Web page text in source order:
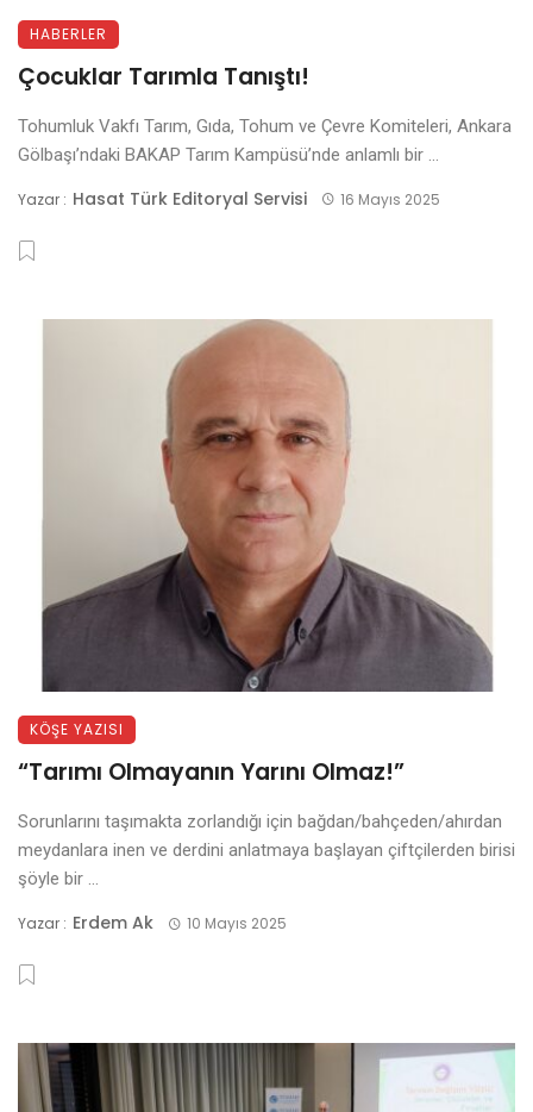
HABERLER
Çocuklar Tarımla Tanıştı!
Tohumluk Vakfı Tarım, Gıda, Tohum ve Çevre Komiteleri, Ankara
Gölbaşı’ndaki BAKAP Tarım Kampüsü’nde anlamlı bir ...
Yazar : Hasat Türk Editoryal Servisi 16 Mayıs 2025
KÖŞE YAZISI
“Tarımı Olmayanın Yarını Olmaz!”
Sorunlarını taşımakta zorlandığı için bağdan/bahçeden/ahırdan
meydanlara inen ve derdini anlatmaya başlayan çiftçilerden birisi
şöyle bir ...
Yazar : Erdem Ak 10 Mayıs 2025